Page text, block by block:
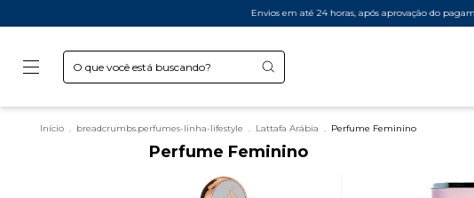
Envios em até 24 horas, após aprovação do
Início . breadcrumbs.perfumes-linha-lifestyle . Lattafa Arábia . Perfume Feminino
Perfume Feminino